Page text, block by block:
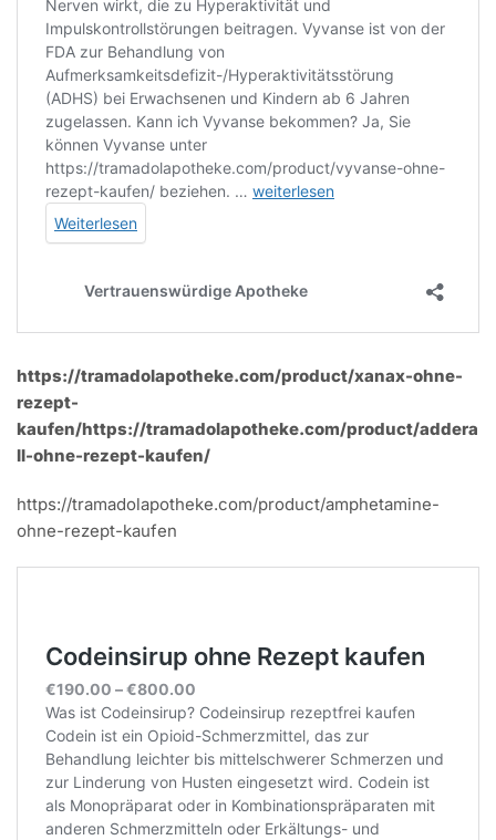
https://tramadolapotheke.com/product/xanax-ohne-
rezept-
kaufen/https://tramadolapotheke.com/product/addera
ll-ohne-rezept-kaufen/
https://tramadolapotheke.com/product/amphetamine-
ohne-rezept-kaufen